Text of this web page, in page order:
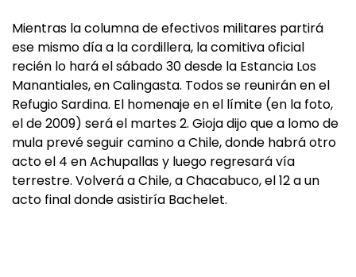
Mientras la columna de efectivos militares partirá
ese mismo día a la cordillera, la comitiva oficial
recién lo hará el sábado 30 desde la Estancia Los
Manantiales, en Calingasta. Todos se reunirán en el
Refugio Sardina. El homenaje en el límite (en la foto,
el de 2009) será el martes 2. Gioja dijo que a lomo de
mula prevé seguir camino a Chile, donde habrá otro
acto el 4 en Achupallas y luego regresará vía
terrestre. Volverá a Chile, a Chacabuco, el 12 a un
acto final donde asistiría Bachelet.